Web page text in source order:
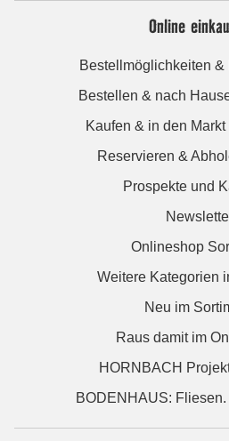
Online
Bestellmöglichkeiten &
Bestellen & nach
Kaufen & in den
Reservieren &
Prospekte und
Onlineshop
Weitere Kategorien
Neu im
Raus damit im
HORNBACH
BODENHAUS: